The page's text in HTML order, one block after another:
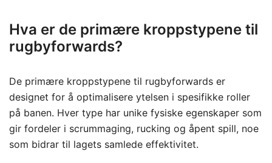
Hva er de primære kroppstypene til
rugbyforwards?
De primære kroppstypene til rugbyforwards er
designet for å optimalisere ytelsen i spesifikke roller
på banen. Hver type har unike fysiske egenskaper som
gir fordeler i scrummaging, rucking og åpent spill, noe
som bidrar til lagets samlede effektivitet.